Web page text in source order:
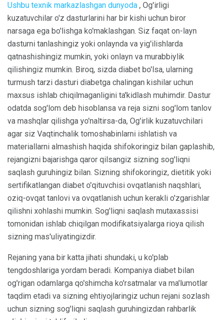
Ushbu texnik markazlashgan dunyoda , Og'irligi
kuzatuvchilar o'z dasturlarini har bir kishi uchun biror
narsaga ega bo'lishga ko'maklashgan. Siz faqat on-layn
dasturni tanlashingiz yoki onlaynda va yig'ilishlarda
qatnashishingiz mumkin, yoki onlayn va murabbiylik
qilishingiz mumkin. Biroq, sizda diabet bo'lsa, ularning
turmush tarzi dasturi diabetga chalingan kishilar uchun
maxsus ishlab chiqilmaganligini ta'kidlash muhimdir. Dastur
odatda sog'lom deb hisoblansa va reja sizni sog'lom tanlov
va mashqlar qilishga yo'naltirsa-da, Og'irlik kuzatuvchilari
agar siz Vaqtinchalik tomoshabinlarni ishlatish va
materiallarni almashish haqida shifokoringiz bilan gaplashib,
rejangizni bajarishga qaror qilsangiz sizning sog'liqni
saqlash guruhingiz bilan. Sizning shifokoringiz, dietitik yoki
sertifikatlangan diabet o'qituvchisi ovqatlanish naqshlari,
oziq-ovqat tanlovi va ovqatlanish uchun kerakli o'zgarishlar
qilishni xohlashi mumkin. Sog'liqni saqlash mutaxassisi
tomonidan ishlab chiqilgan modifikatsiyalarga rioya qilish
sizning mas'uliyatingizdir.
Rejaning yana bir katta jihati shundaki, u ko'plab
tengdoshlariga yordam beradi. Kompaniya diabet bilan
og'rigan odamlarga qo'shimcha ko'rsatmalar va ma'lumotlar
taqdim etadi va sizning ehtiyojlaringiz uchun rejani sozlash
uchun sizning sog'liqni saqlash guruhingizdan rahbarlik